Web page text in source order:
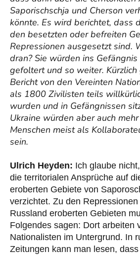
Saporischschja und Cherson
könnte. Es wird berichtet, dass
den besetzten oder befreiten
Repressionen ausgesetzt sind.
dran? Sie würden ins
gefoltert und so weiter. Kürzlich
Bericht von den Vereinten
als 1800 Zivilisten teils
wurden und in Gefängnissen
Ukraine würden aber auch
Menschen meist als
sein.
Ulrich Heyden: Ich glaube
die territorialen Ansprüche auf
eroberten Gebiete von
verzichtet. Zu den
Russland eroberten Gebieten
Folgendes sagen: Dort arbeiten
Nationalisten im Untergrund. In
Zeitungen kann man lesen,